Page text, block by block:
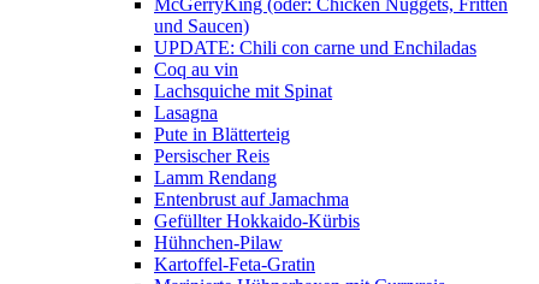
McGerryKing (oder: Chicken Nuggets, Fritten
und Saucen)
UPDATE: Chili con carne und Enchiladas
Coq au vin
Lachsquiche mit Spinat
Lasagna
Pute in Blätterteig
Persischer Reis
Lamm Rendang
Entenbrust auf Jamachma
Gefüllter Hokkaido-Kürbis
Hühnchen-Pilaw
Kartoffel-Feta-Gratin